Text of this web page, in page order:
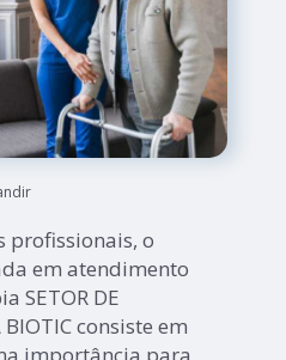
profissionais, o
em atendimento
SETOR DE
BIOTIC consiste em